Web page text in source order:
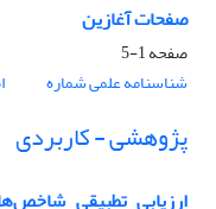
صفحات آغازین
صفحه1-5
شناسنامه علمی شماره
پژوهشی - کاربردی
ارزیابی تطبیقی